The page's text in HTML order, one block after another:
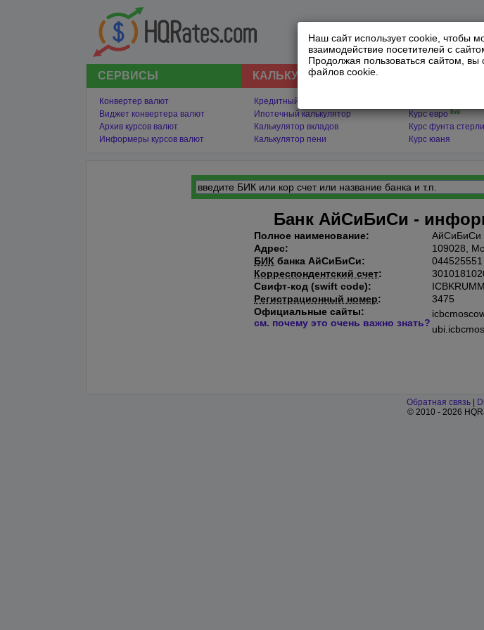
Наш сайт использует cookie, чтобы
взаимодействие посетителей с
Продолжая пользоваться сайтом, вы
файлов cookie.
СЕРВИСЫ
Конвертер валют
Виджет конвертера валют
Архив курсов валют
Информеры курсов валют
КАЛЬКУЛЯТОРЫ
Кредитный калькулятор
Ипотечный калькулятор
Калькулятор вкладов
Калькулятор пени
Курс евро live
Курс фунта
Курс юаня
Банк АйСиБиСи -
Полное наименование: АйСиБиСи
Адрес:
109028,
БИК банка АйСиБиСи:
044525551
Корреспондентский счет:
Свифт-код (swift code):
Регистрационный номер:
3475
Официальные сайты:
см. почему это очень важно знать?
Обратная связь
© 2010 - 2026